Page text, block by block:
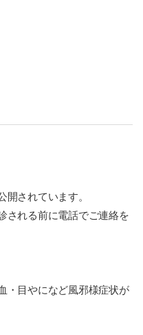
されています。
される前に電話でご連絡を
・目やになど風邪様症状が